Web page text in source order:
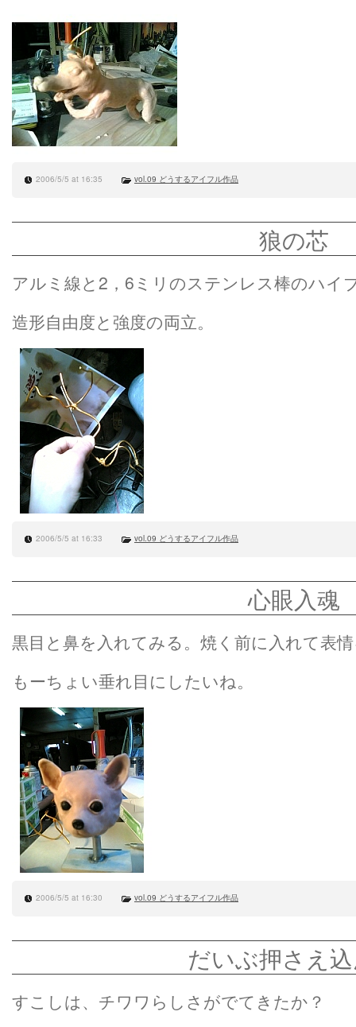
2006/5/5 at 16:35 vol.09 どうするアイフル作品
狼の芯
アルミ線と2，6ミリのステンレス棒のハイ
造形自由度と強度の両立。
2006/5/5 at 16:33 vol.09 どうするアイフル作品
心眼入魂
黒目と鼻を入れてみる。焼く前に入れて表
もーちょい垂れ目にしたいね。
2006/5/5 at 16:30 vol.09 どうするアイフル作品
だいぶ押さえ
すこしは、チワワらしさがでてきたか？